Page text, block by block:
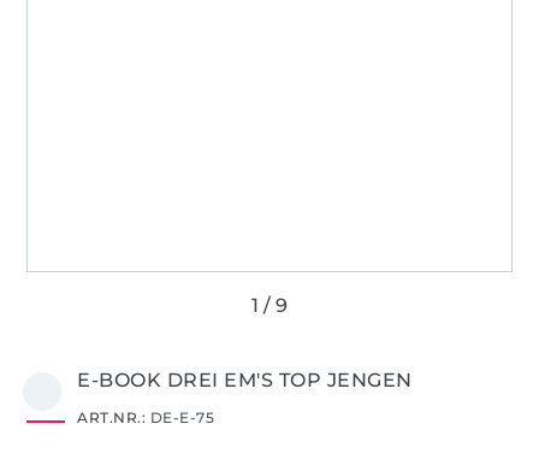
E-BOOK DREI EM'S TOP JENGEN
ART.NR.: DE-E-75